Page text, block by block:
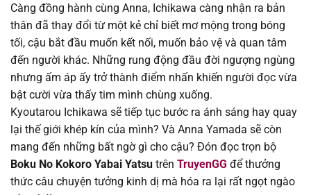
Chapter 164 09/08/2025
Chapter 163 09/08/2025
Chapter 162 09/08/2025
09/08/2025
Chapter 160 09/08/2025
Chapter 159 09/08/2025
Càng đồng hành cùng Anna, Ichikawa càng nhận ra bản
thân đã thay đổi từ một kẻ chỉ biết mơ mộng trong bóng
tối, cậu bắt đầu muốn kết nối, muốn bảo vệ và quan tâm
đến người khác. Những rung động đầu đời ngượng ngùng
nhưng ấm áp ấy trở thành điểm nhấn khiến người đọc vừa
bật cười vừa thấy tim mình chùng xuống.
Kyoutarou Ichikawa sẽ tiếp tục bước ra ánh sáng hay quay
lại thế giới khép kín của mình? Và Anna Yamada sẽ còn
mang đến những bất ngờ gì cho cậu? Đón đọc trọn bộ
Boku No Kokoro Yabai Yatsu trên TruyenGG để thưởng
thức câu chuyện tưởng kinh dị mà hóa ra lại rất ngọt ngào